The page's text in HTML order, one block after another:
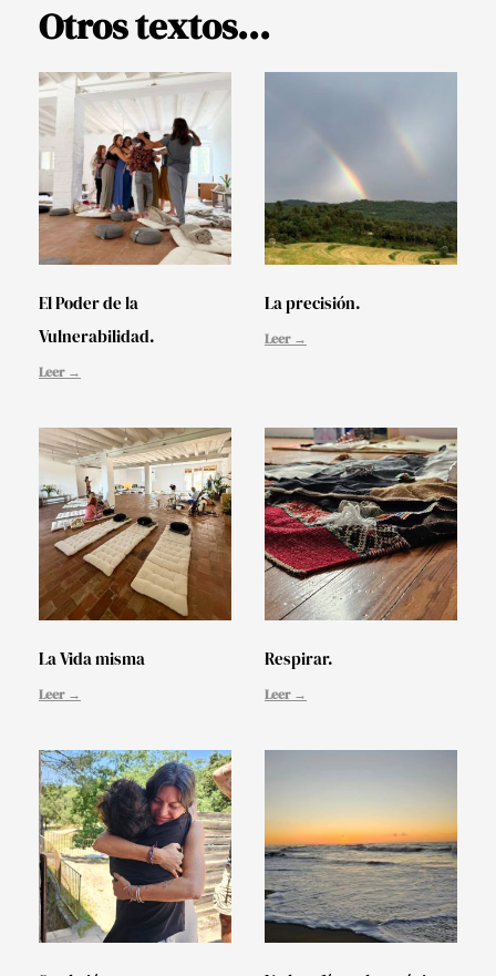
Otros textos...
El Poder de la
Vulnerabilidad.
Leer →
La precisión.
Leer →
La Vida misma
Leer →
Respirar.
Leer →